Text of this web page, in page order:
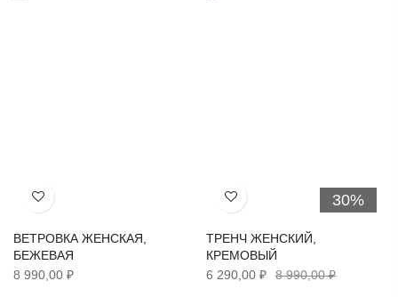
Хочу!
ВЕТРОВКА ЖЕНСКАЯ,
БЕЖЕВАЯ
8 990,00 ₽
30%
Хочу!
ТРЕНЧ ЖЕНСКИЙ,
КРЕМОВЫЙ
6 290,00 ₽
8 990,00 ₽